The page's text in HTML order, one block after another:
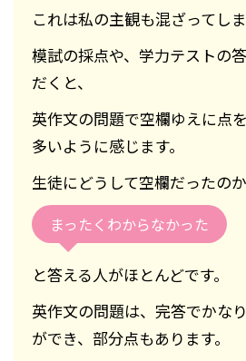
これは私の主観も混ざってし
模試の採点や、学力テストの
だくと、
英作文の問題で空欄ゆえに点
多いように感じます。
生徒にどうして空欄だったの
まったくわからなかった
と答える人がほとんどです。
英作文の問題は、完答でかな
ができ、部分点もあります。